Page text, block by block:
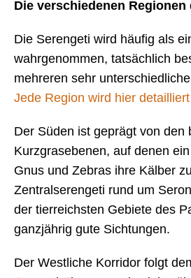
Die verschiedenen Regionen
Die Serengeti wird häufig als
wahrgenommen, tatsächlich
mehreren sehr
Jede Region wird hier
Der Süden ist geprägt von den
Kurzgrasebenen, auf denen
Gnus und Zebras ihre Kälber
Zentralserengeti rund um
der tierreichsten Gebiete des
ganzjährig gute Sichtungen.
Der Westliche Korridor folgt